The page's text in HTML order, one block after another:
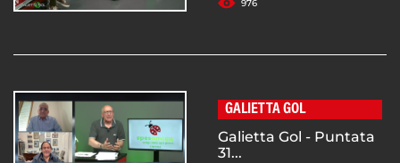
976
GALIETTA GOL
Galietta Gol - Puntata
31...